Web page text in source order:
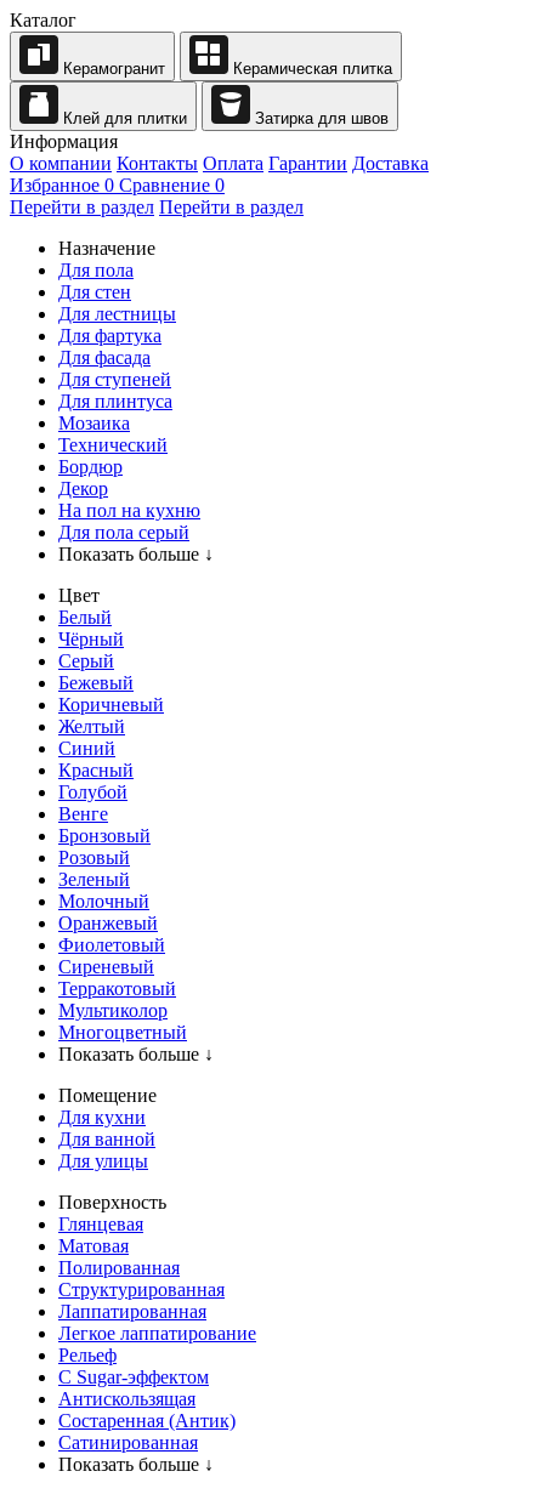
Каталог
Керамогранит Керамическая плитка
Клей для плитки Затирка для швов
Информация
О компании Контакты Оплата Гарантии Доставка
Избранное 0 Сравнение 0
Перейти в раздел Перейти в раздел
Назначение
Для пола
Для стен
Для лестницы
Для фартука
Для фасада
Для ступеней
Для плинтуса
Мозаика
Технический
Бордюр
Декор
На пол на кухню
Для пола серый
Показать больше ↓
Цвет
Белый
Чёрный
Серый
Бежевый
Коричневый
Желтый
Синий
Красный
Голубой
Венге
Бронзовый
Розовый
Зеленый
Молочный
Оранжевый
Фиолетовый
Сиреневый
Терракотовый
Мультиколор
Многоцветный
Показать больше ↓
Помещение
Для кухни
Для ванной
Для улицы
Поверхность
Глянцевая
Матовая
Полированная
Структурированная
Лаппатированная
Легкое лаппатирование
Рельеф
С Sugar-эффектом
Антискользящая
Состаренная (Антик)
Сатинированная
Показать больше ↓